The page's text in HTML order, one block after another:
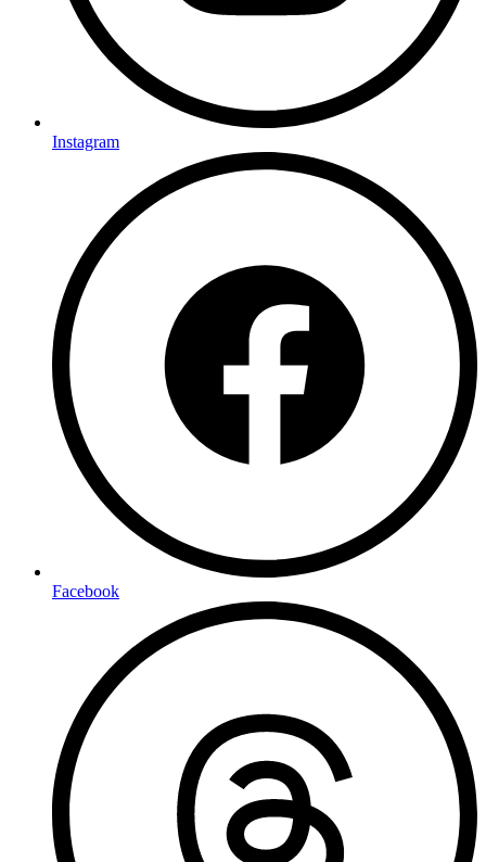
Instagram
Facebook